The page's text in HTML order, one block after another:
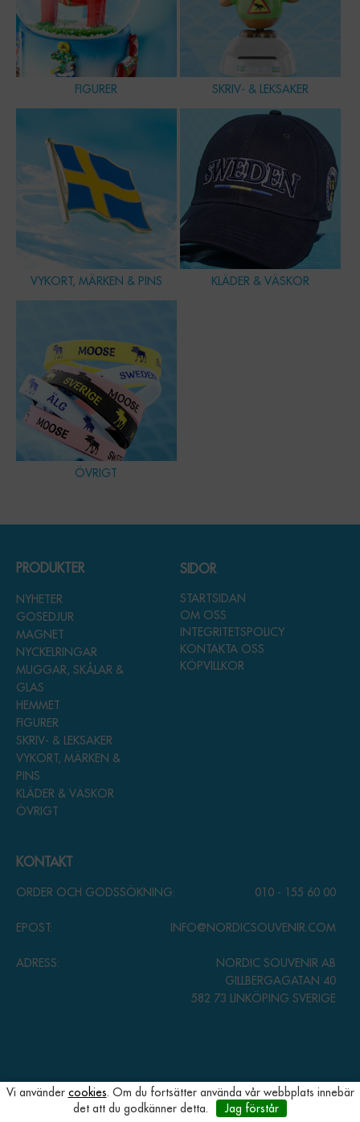
Vi använder cookies. Om du fortsätter använda vår webbplats innebär
det att du godkänner detta.
Jag förstår
FIGURER SKRIV- & LEKSAKER
VYKORT, MÄRKEN & PINS KLÄDER & VÄSKOR
ÖVRIGT
PRODUKTER
NYHETER
GOSEDJUR
MAGNET
NYCKELRINGAR
MUGGAR, SKÅLAR &
GLAS
HEMMET
FIGURER
SKRIV- & LEKSAKER
VYKORT, MÄRKEN &
PINS
KLÄDER & VÄSKOR
ÖVRIGT
SIDOR
STARTSIDAN
OM OSS
INTEGRITETSPOLICY
KONTAKTA OSS
KÖPVILLKOR
KONTAKT
ORDER OCH GODSSÖKNING: 010 - 155 60 00
EPOST: INFO@NORDICSOUVENIR.COM
ADRESS:
NORDIC SOUVENIR AB
GILLBERGAGATAN 40
582 73 LINKÖPING SVERIGE